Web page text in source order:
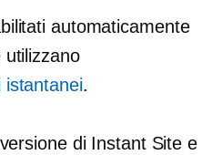
automaticamente
utilizzano
istantanei.
di Instant Site e